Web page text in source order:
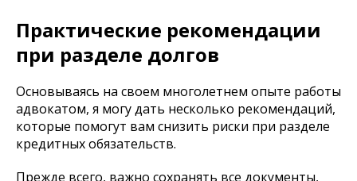
Практические рекомендации
при разделе долгов
Основываясь на своем многолетнем опыте работы
адвокатом, я могу дать несколько рекомендаций,
которые помогут вам снизить риски при разделе
кредитных обязательств.
Прежде всего, важно сохранять все документы,